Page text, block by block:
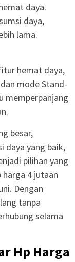
daya.
daya,
lama.
hemat daya,
mode Stand-
memperpanjang
besar,
daya yang baik,
pilihan yang
4 jutaan
Dengan
tanpa
selama
Hp Harga